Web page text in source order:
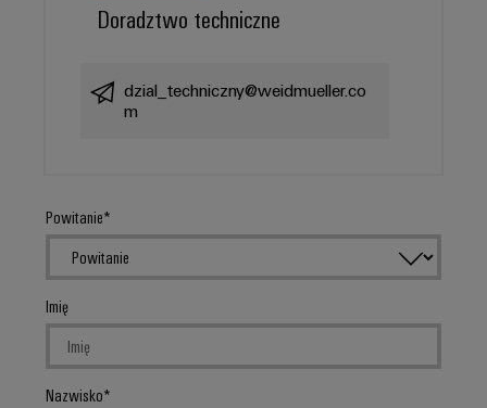
Doradztwo techniczne
dzial_techniczny@weidmueller.co
m
Powitanie
Imię
Nazwisko